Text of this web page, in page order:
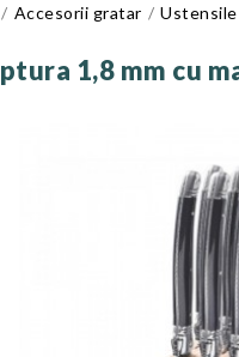
Accesorii gratar
1,8 mm cu